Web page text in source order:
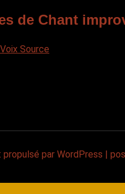
de Chant
Source
propulsé par WordPress |